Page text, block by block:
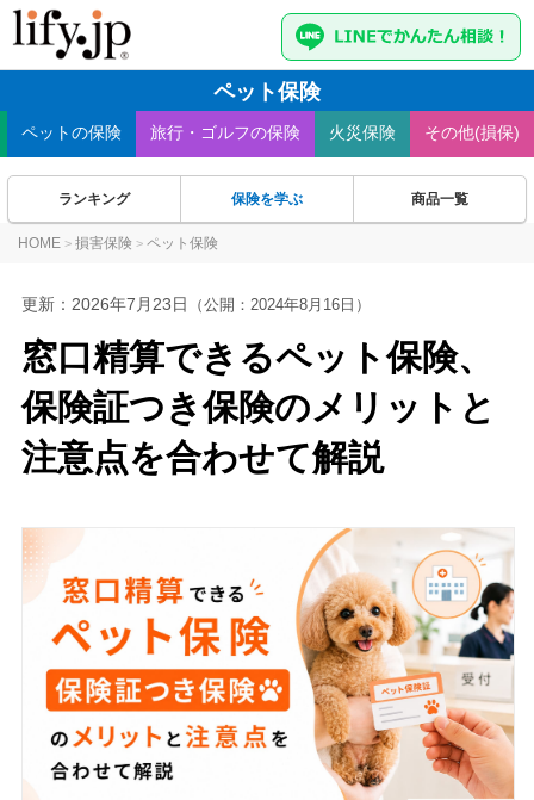
ペットの保険 旅行・ゴルフの保険 火災保険 その他(損保)
ペット保険
ランキング 保険を学ぶ 商品一覧
HOME > 損害保険 > ペット保険
更新： 2026年7月23日 （公開：2024年8月16日）
窓口精算できるペット保険、
保険証つき保険のメリットと
注意点を合わせて解説